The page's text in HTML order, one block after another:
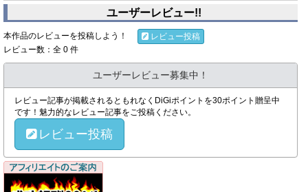
ユーザーレビュー!!
本作品のレビューを投稿しよう！
レビュー投稿
レビュー数：全 0 件
ユーザーレビュー募集中！
レビュー記事が掲載されるともれなくDiGiポイントを30ポイント贈呈中
です！魅力的なレビュー記事をご投稿ください。
レビュー投稿